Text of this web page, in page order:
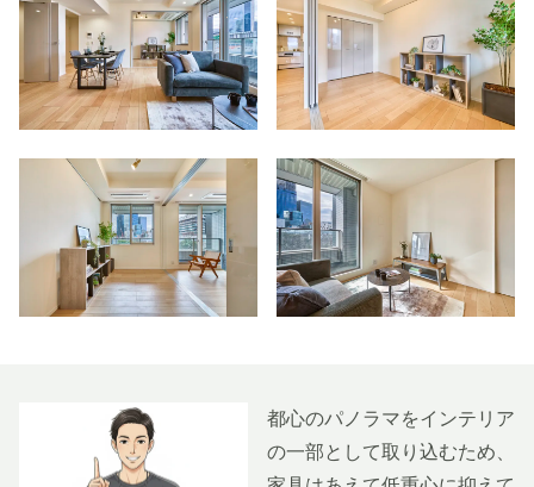
都心のパノラマをインテリア
の一部として取り込むため、